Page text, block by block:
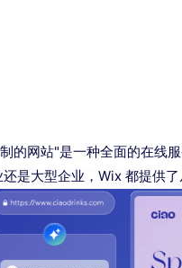
的网站"是一种全面的在线
是大型企业，Wix 都提供